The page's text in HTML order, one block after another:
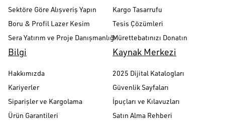
Sektöre Göre Alışveriş Yapın
Boru & Profil Lazer Kesim
Sera Yatırım ve Proje Danışmanlığı
Kargo Tasarrufu
Tesis Çözümleri
Mürettebatınızı Donatın
Bilgi
Hakkımızda
Kariyerler
Siparişler ve Kargolama
Ürün Garantileri
Kaynak Merkezi
2025 Dijital Katalogları
Güvenlik Sayfaları
İpuçları ve Kılavuzları
Satın Alma Rehberi